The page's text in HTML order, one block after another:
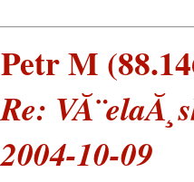
Petr M
Re:
2004-10-09